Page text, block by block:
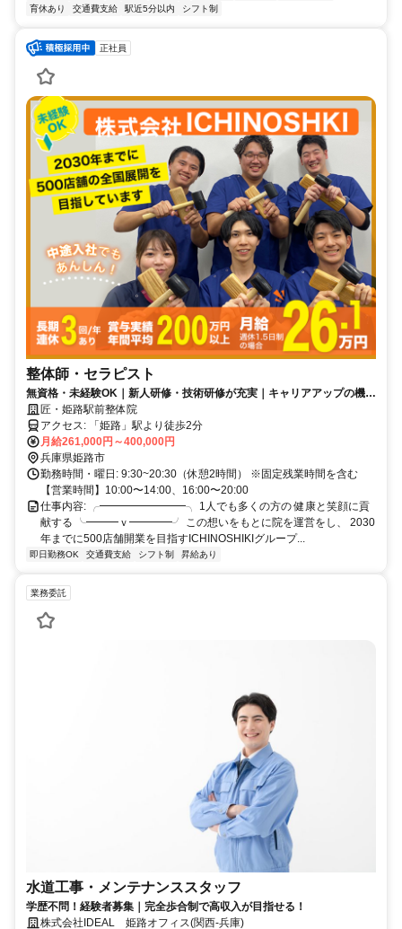
育休あり
交通費支給 駅近5分以内 シフト制
正社員
整体師・セラピスト
無資格・未経験OK｜新人研修・技術研修が充実｜キャリアアップの機会
多数｜賞与平均200万円／年
匠・姫路駅前整体院
アクセス: 「姫路」駅より徒歩2分
月給261,000円～400,000円
兵庫県姫路市
勤務時間・曜日: 9:30~20:30（休憩2時間） ※固定残業時間を含む
【営業時間】10:00〜14:00、16:00〜20:00
仕事内容: ╭━━━━━━━━╮ 1人でも多くの方の 健康と笑顔に貢
献する ╰━━━ｖ━━━━╯ この想いをもとに院を運営をし、 2030
年までに500店舗開業を目指すICHINOSHIKIグループ...
即日勤務OK 交通費支給 シフト制 昇給あり
業務委託
水道工事・メンテナンススタッフ
学歴不問！経験者募集｜完全歩合制で高収入が目指せる！
株式会社IDEAL 姫路オフィス(関西-兵庫)